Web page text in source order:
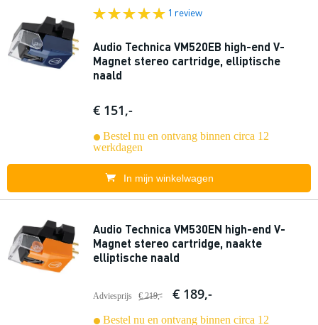
1 review
Audio Technica VM520EB high-end V-
Magnet stereo cartridge, elliptische
naald
€ 151,-
Bestel nu en ontvang binnen circa 12
werkdagen
In mijn winkelwagen
Audio Technica VM530EN high-end V-
Magnet stereo cartridge, naakte
elliptische naald
Adviesprijs € 219,- € 189,-
Bestel nu en ontvang binnen circa 12